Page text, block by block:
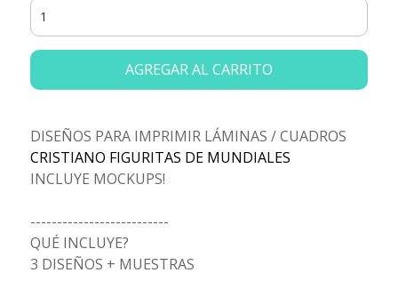
AGREGAR AL CARRITO
DISEÑOS PARA IMPRIMIR LÁMINAS / CUADROS
CRISTIANO FIGURITAS DE MUNDIALES
INCLUYE MOCKUPS!
--------------------------
QUÉ INCLUYE?
3 DISEÑOS + MUESTRAS